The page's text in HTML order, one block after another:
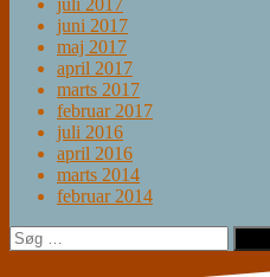
juli 2017
juni 2017
maj 2017
april 2017
marts 2017
februar 2017
juli 2016
april 2016
marts 2014
februar 2014
Søg
efter: